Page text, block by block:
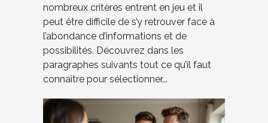
nombreux critères entrent en jeu et il
peut être difficile de s’y retrouver face à
l’abondance d’informations et de
possibilités. Découvrez dans les
paragraphes suivants tout ce qu’il faut
connaître pour sélectionner...